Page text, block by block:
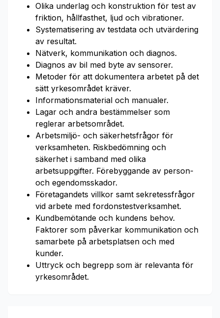
Olika underlag och konstruktion för test av
friktion, hållfasthet, ljud och vibrationer.
Systematisering av testdata och utvärdering
av resultat.
Nätverk, kommunikation och diagnos.
Diagnos av bil med byte av sensorer.
Metoder för att dokumentera arbetet på det
sätt yrkesområdet kräver.
Informationsmaterial och manualer.
Lagar och andra bestämmelser som
reglerar arbetsområdet.
Arbetsmiljö- och säkerhetsfrågor för
verksamheten. Riskbedömning och
säkerhet i samband med olika
arbetsuppgifter. Förebyggande av person-
och egendomsskador.
Företagandets villkor samt sekretessfrågor
vid arbete med fordonstestverksamhet.
Kundbemötande och kundens behov.
Faktorer som påverkar kommunikation och
samarbete på arbetsplatsen och med
kunder.
Uttryck och begrepp som är relevanta för
yrkesområdet.